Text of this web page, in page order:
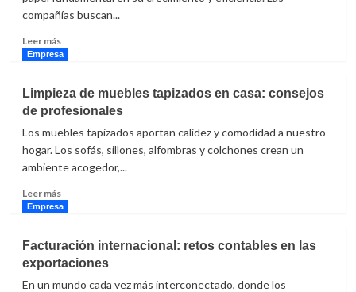
la
financiación
alternativa
compañías buscan...
Leer másLeer
más
IP
para
empresas:
para
optimizar
la
Empresa
Limpieza de muebles tapizados en casa: consejos
de profesionales
Los muebles tapizados aportan calidez y comodidad a nuestro
hogar. Los sofás, sillones, alfombras y colchones crean un
ambiente acogedor,...
Leer másLeer
más
de
muebles
tapizados
Empresa
Facturación internacional: retos contables en las
exportaciones
En un mundo cada vez más interconectado, donde los